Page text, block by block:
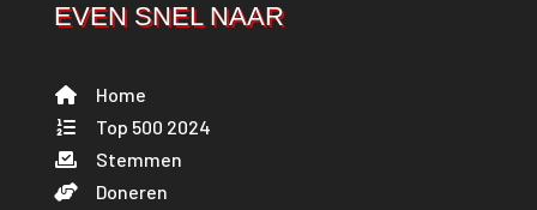
EVEN SNEL NAAR
Home
Top 500 2024
Stemmen
Doneren